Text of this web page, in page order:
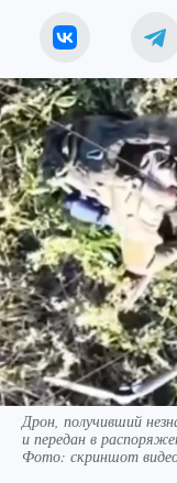
Дрон, получивший
и передан в
Фото: скриншот